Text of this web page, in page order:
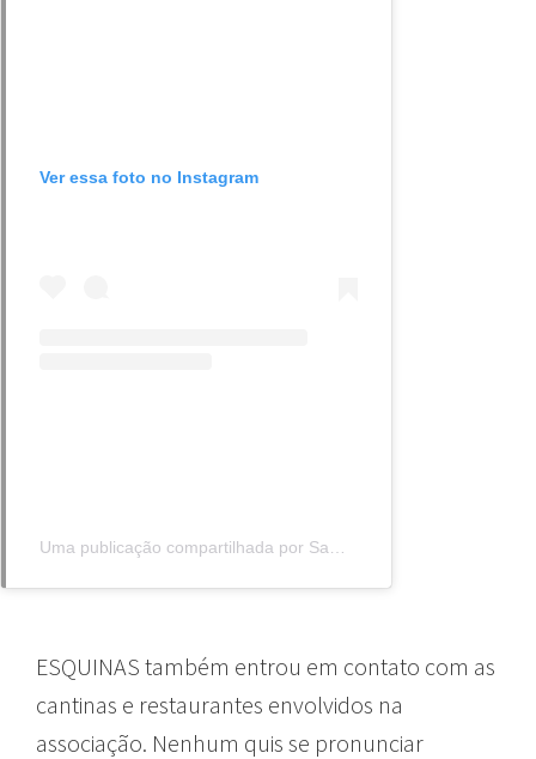
Ver essa foto no Instagram
ESQUINAS também entrou em contato com as
cantinas e restaurantes envolvidos na
associação. Nenhum quis se pronunciar